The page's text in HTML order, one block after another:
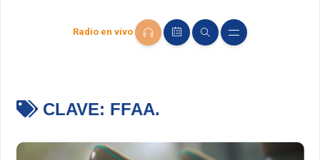
Radio en vivo
CLAVE: FFAA.